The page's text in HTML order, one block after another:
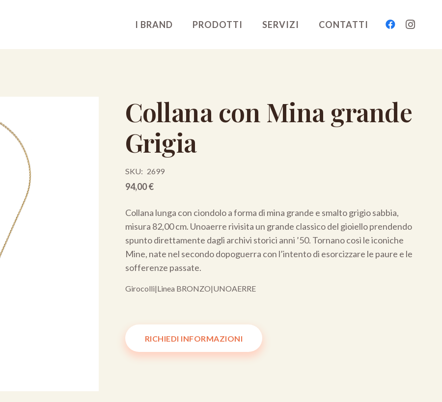
I BRAND PRODOTTI SERVIZI CONTATTI
Collana con Mina grande
Grigia
SKU: 2699
94,00€
Collana lunga con ciondolo a forma di mina grande e smalto grigio sabbia,
misura 82,00 cm. Unoaerre rivisita un grande classico del gioiello prendendo
spunto direttamente dagli archivi storici anni ’50. Tornano così le iconiche
Mine, nate nel secondo dopoguerra con l’intento di esorcizzare le paure e le
sofferenze passate.
Girocolli|Linea BRONZO|UNOAERRE
RICHIEDI INFORMAZIONI